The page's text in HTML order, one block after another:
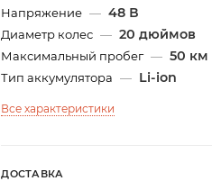
Напряжение — 48 В
Диаметр колес — 20 дюймов
Максимальный пробег — 50 км
Тип аккумулятора — Li-ion
Все характеристики
ДОСТАВКА